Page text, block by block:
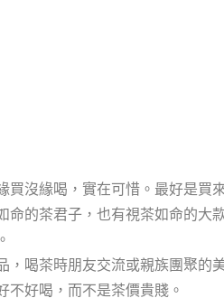
沒緣喝，實在可惜。最好是買
的茶君子，也有視茶如命的大
，喝茶時朋友交流或親族團聚的
不好喝，而不是茶價貴賤。